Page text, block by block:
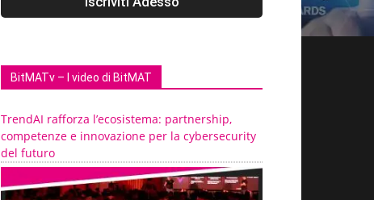
BitMATv – I video di BitMAT
TrendAI rafforza l’ecosistema: partnership,
competenze e innovazione per la cybersecurity
del futuro